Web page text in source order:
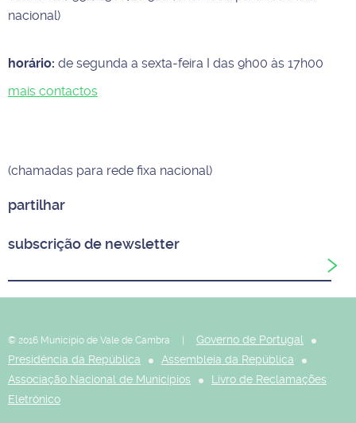
nacional)
horário: de segunda a sexta-feira I das 9h00 às 17h00
mais contactos
(chamadas para rede fixa nacional)
partilhar
subscrição de newsletter
© 2016 Município de Vale de Cambra |
Governo de Portugal
Presidência da República
Assembleia da República
Associação Nacional de Municípios
Livro de Reclamações
Eletrónico